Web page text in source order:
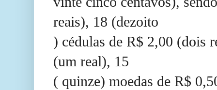
reais), 18 (dezoito
) cédulas de R$ 2,00 (dois
(um real), 15
( quinze) moedas de R$